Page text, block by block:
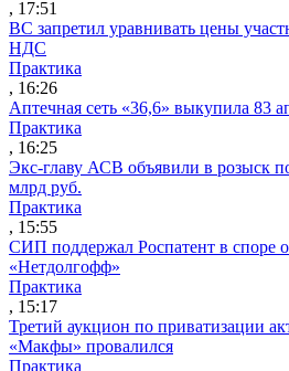
, 17:51
ВС запретил уравнивать цены
НДС
Практика
, 16:26
Аптечная сеть «36,6» выкупила 83
Практика
, 16:25
Экс-главу АСВ объявили в розыск
млрд руб.
Практика
, 15:55
СИП поддержал Роспатент в споре
«Нетдолгофф»
Практика
, 15:17
Третий аукцион по приватизации
«Макфы» провалился
Практика